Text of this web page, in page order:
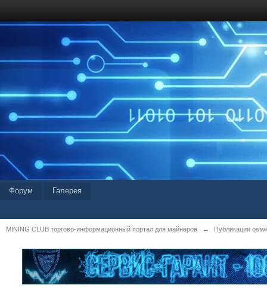
Форум Галерея
MINING CLUB торгово-информационный портал для майнеров → Публикации